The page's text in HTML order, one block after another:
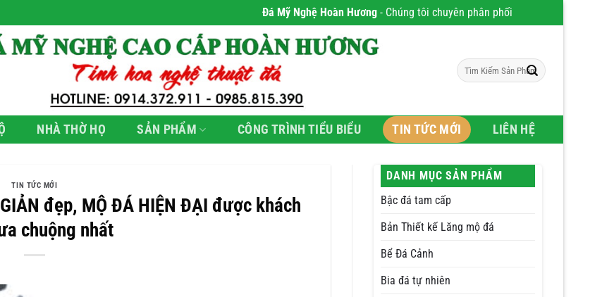
Đá Mỹ Nghệ Hoàn Hương- Chúng tôi chuyên phân phối Sản phẩm chất lượng vượt trội,
Tìm
kiếm:
NHÀ THỜ HỌ SẢN PHẨM CÔNG TRÌNH TIỂU BIỂU TIN TỨC MỚI LIÊN HỆ
TIN TỨC MỚI
đẹp, MỘ ĐÁ HIỆN ĐẠI được khách
chuộng nhất
DANH MỤC SẢN PHẨM
Bậc đá tam cấp
Bản Thiết kế Lăng mộ đá
Bể Đá Cảnh
Bia đá tự nhiên